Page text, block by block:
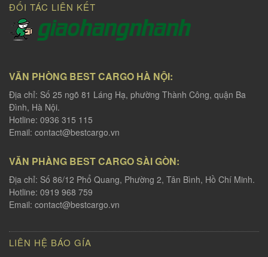
ĐỐI TÁC LIÊN KẾT
VĂN PHÒNG BEST CARGO HÀ NỘI:
Địa chỉ: Số 25 ngõ 81 Láng Hạ, phường Thành Công, quận Ba
Đình, Hà Nội.
Hotline: 0936 315 115
Email: contact@bestcargo.vn
VĂN PHÀNG BEST CARGO SÀI GÒN:
Địa chỉ: Số 86/12 Phổ Quang, Phường 2, Tân Bình, Hồ Chí Minh.
Hotline: 0919 968 759
Email: contact@bestcargo.vn
LIÊN HỆ BÁO GÍA